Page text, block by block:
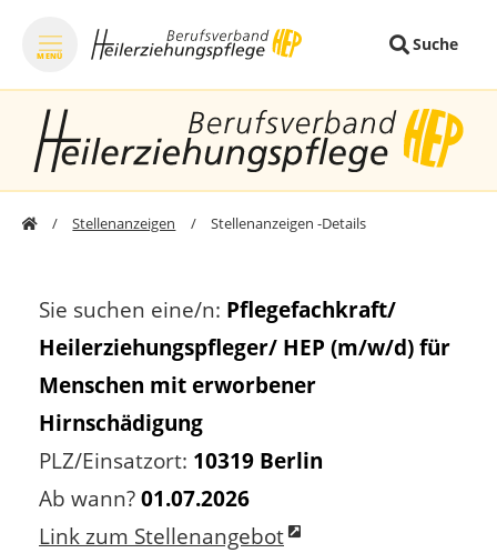
MENÜ
Suche
zum Inhalt springen
Stellenanzeigen Stellenanzeigen -Details
Sie suchen eine/n: Pflegefachkraft/
Heilerziehungspfleger/ HEP (m/w/d) für
Menschen mit erworbener
Hirnschädigung
PLZ/Einsatzort: 10319 Berlin
Ab wann?01.07.2026
Link zum Stellenangebot